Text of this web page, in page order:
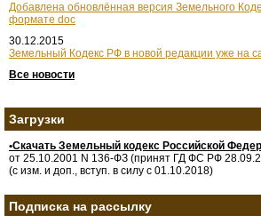
Добавлена обновлённая версия Земельного
формате doc
30.12.2015
Земельный Кодекс РФ в новой редакции уже на
Все новости
Загрузки
•Скачать Земельный кодекс Российской
от 25.10.2001 N 136-ФЗ (принят ГД ФС РФ
(с изм. и доп., вступ. в силу с 01.10.2018)
Подписка на рассылку